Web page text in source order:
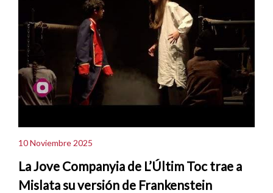
10 Noviembre 2025
La Jove Companyia de L’Últim Toc trae a
Mislata su versión de Frankenstein